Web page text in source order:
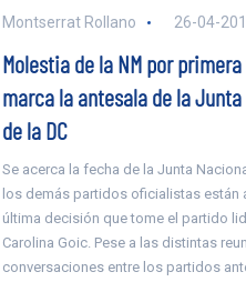
Montserrat Rollano 26-04-
Molestia de la NM por
marca la antesala de la
de la DC
Se acerca la fecha de la Junta
los demás partidos oficialistas están
última decisión que tome el partido
Carolina Goic. Pese a las distintas
conversaciones entre los partidos